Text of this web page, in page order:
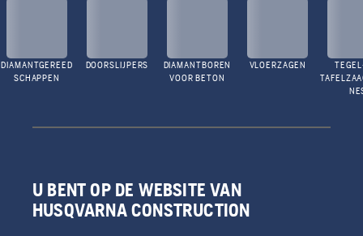
DIAMANTGEREED
SCHAPPEN
DOORSLIJPERS
DIAMANTBOREN
VOOR BETON
VLOERZAGEN
U BENT OP DE WEBSITE VAN
HUSQVARNA CONSTRUCTION